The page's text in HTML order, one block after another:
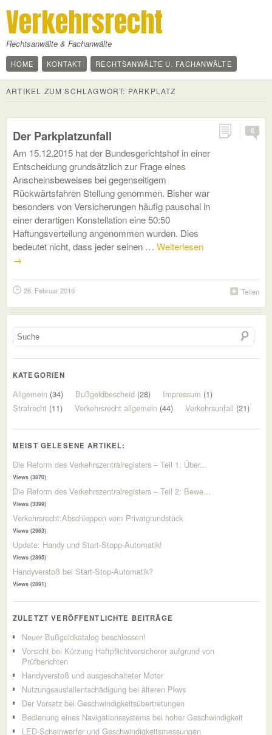
Verkehrsrecht
Rechtsanwälte & Fachanwälte
HOME KONTAKT RECHTSANWÄLTE U. FACHANWÄLTE
ARTIKEL ZUM SCHLAGWORT: PARKPLATZ
0
Der Parkplatzunfall
Am 15.12.2015 hat der Bundesgerichtshof in einer
Entscheidung grundsätzlich zur Frage eines
Anscheinsbeweises bei gegenseitigem
Rückwärtsfahren Stellung genommen. Bisher war
besonders von Versicherungen häufig pauschal in
einer derartigen Konstellation eine 50:50
Haftungsverteilung angenommen wurden. Dies
bedeutet nicht, dass jeder seinen … Weiterlesen
→
Teilen
26. Februar 2016
KATEGORIEN
Allgemein (34) Bußgeldbescheid (28) Impressum (1)
Strafrecht (11) Verkehrsrecht allgemein (44) Verkehrsunfall (21)
MEIST GELESENE ARTIKEL:
Die Reform des Verkehrszentralregisters – Teil 1: Über...
Views (3870)
Die Reform des Verkehrszentralregisters – Teil 2: Bewe...
Views (3399)
Verkehrsrecht:Abschleppen vom Privatgrundstück
Views (2963)
Update: Handy und Start-Stopp-Automatik!
Views (2895)
Handyverstoß bei Start-Stop-Automatik?
Views (2891)
ZULETZT VERÖFFENTLICHTE BEITRÄGE
Neuer Bußgeldkatalog beschlossen!
Vorsicht bei Kürzung Haftpflichtversicherer aufgrund von
Prüfberichten
Handyverstoß und ausgeschalteter Motor
Nutzungsausfallentschädigung bei älteren Pkws
Der Vorsatz bei Geschwindigkeitsübertretungen
Bedienung eines Navigationssystems bei hoher Geschwindigkeit
LED-Scheinwerfer und Geschwindigkeitsmessungen